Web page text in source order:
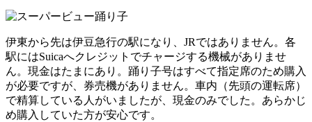
伊東から先は伊豆急行の駅になり、JRではありません。各
駅にはSuicaへクレジットでチャージする機械がありませ
ん。現金はたまにあり。踊り子号はすべて指定席のため購入
が必要ですが、券売機がありません。車内（先頭の運転席）
で精算している人がいましたが、現金のみでした。あらかじ
め購入していた方が安心です。